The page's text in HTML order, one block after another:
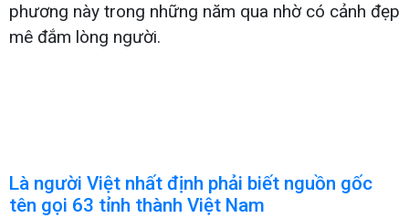
phương này trong những năm qua nhờ có cảnh đẹp
mê đắm lòng người.
Là người Việt nhất định phải biết nguồn gốc
tên gọi 63 tỉnh thành Việt Nam